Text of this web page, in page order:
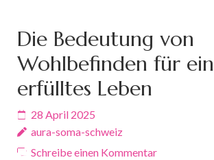
Die Bedeutung von
Wohlbefinden für ein
erfülltes Leben
28 April 2025
aura-soma-schweiz
Schreibe einen Kommentar